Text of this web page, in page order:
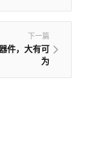
下一篇
件，大有可
为